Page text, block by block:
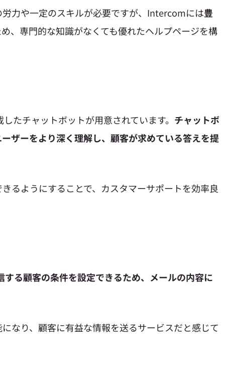
力や一定のスキルが必要ですが、Intercomには豊
、専門的な知識がなくても優れたヘルプページを構
たチャットボットが用意されています。 チャットボ
ザーをより深く理解し、顧客が求めている答えを提
るようにすることで、カスタマーサポートを効率良
する顧客の条件を設定できるため、メールの内容に
なり、顧客に有益な情報を送るサービスだと感じて